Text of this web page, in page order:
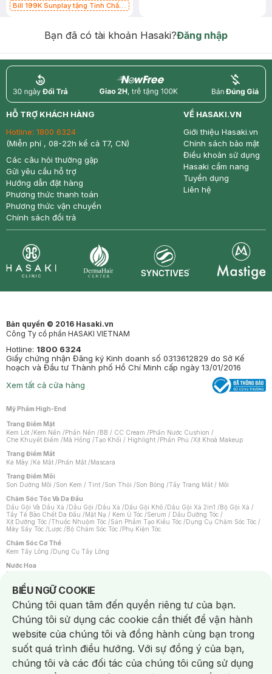
Bill 199K Sunplay tặng Tinh Chất
Bạn đã có tài khoản Hasaki?Đăng nhập
return nowfree price
HỖ TRỢ KHÁCH HÀNG
Hotline: 1800 6324
(Miễn phí , 08-22h kể cả T7, CN)
Các câu hỏi thường gặp
Gửi yêu cầu hỗ trợ
Hướng dẫn đặt hàng
Phương thức thanh toán
Phương thức vận chuyển
Chính sách đổi trả
VỀ HASAKI.VN
Giới thiệu Hasaki.vn
Chính sách bảo mật
Điều khoản sử dụng
Hasaki cẩm nang
Tuyển dụng
Liên hệ
Bản quyền © 2016 Hasaki.vn
Công Ty cổ phần HASAKI VIETNAM
Hotline: 1800 6324
Giấy chứng nhận Đăng ký Kinh doanh số 0313612829 do Sở Kế
hoạch và Đầu tư Thành phố Hồ Chí Minh cấp ngày 13/01/2016
Xem tất cả cửa hàng
Mỹ Phẩm High-End
Trang Điểm Mặt
Kem Lót /Kem Nền /Phấn Nền /BB / CC Cream /Phấn Nước Cushion /
Che Khuyết Điểm /Má Hồng /Tạo Khối / Highlight /Phấn Phủ /Xịt Khoá Makeup
Trang Điểm Mắt
Kẻ Mày /Kẻ Mắt /Phấn Mắt /Mascara
Trang Điểm Môi
Son Dưỡng Môi /Son Kem / Tint /Son Thỏi /Son Bóng /Tẩy Trang Mắt / Môi
Chăm Sóc Tóc Và Da Đầu
Dầu Gội Và Dầu Xả /Dầu Gội /Dầu Xả /Dầu Gội Khô /Dầu Gội Xả 2in1 /Bộ Gội Xả /
Tẩy Tế Bào Chết Da Đầu /Mặt Nạ / Kem Ủ Tóc /Serum / Dầu Dưỡng Tóc /
Xịt Dưỡng Tóc /Thuốc Nhuộm Tóc /Sản Phẩm Tạo Kiểu Tóc /Dụng Cụ Chăm Sóc Tóc /
Máy Sấy Tóc /Lược /Bộ Chăm Sóc Tóc /Phụ Kiện Tóc
Chăm Sóc Cơ Thể
Kem Tẩy Lông /Dụng Cụ Tẩy Lông
Nước Hoa
Nước Hoa Nữ
Chăm Sóc Cá Nhân
Chống Muỗi /Khẩu Trang /Máy Massage/Mặt Nạ Xông Hơi /Nước Rửa Tay/
Sản Phẩm Chăm Sóc Khác /Bàn Chải Đánh Răng /Bàn Chải Điện/
Hỗ Trợ Trắng Răng/Kem Đánh Răng /Máy Tăm Nước/ Nước Súc Miệng/
Tăm / Chỉ Nha Khoa/ Xịt Thơm Miệng / Dung Dịch Vệ Sinh/Dưỡng Vùng Kín/
Khăn Ướt Vệ Sinh Vùng Kín/Băng Vệ Sinh/Tampon/Bọt Cạo Râu /Dao Cạo Râu/
Máy Cạo Râu
Vấn Đề Về Da
Da Dầu / Lỗ Chân Lông To/ Da Khô / Mất Nước/ Da Lão Hóa/ Da Mụn/
Da Nhạy Cảm / Kích Ứng
Da Xỉn Màu Thâm / Nám / Tàn Nhang
BIỂU NGỮ COOKIE
Notice about cookies usage
Chúng tôi quan tâm đến quyền riêng tư của bạn.
Chúng tôi sử dụng các cookie cần thiết để vận hành
website của chúng tôi và đồng hành cùng bạn trong
suốt quá trình điều hướng. Với sự đồng ý của bạn,
chúng tôi và các đối tác của chúng tôi cũng sử dụng